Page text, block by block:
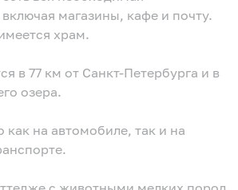
магазины, кафе и почту.
храм.
в 77 км от Санкт-Петербурга и в
озера.
на автомобиле, так и на